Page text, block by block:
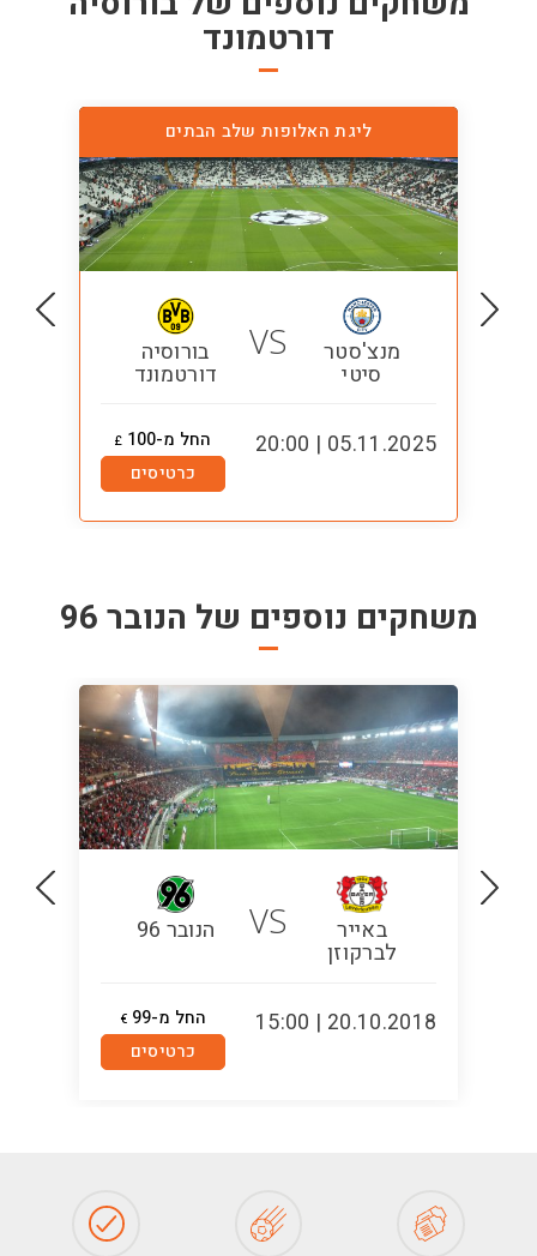
דורטמונד
ליגת האלופות שלב הבתים
מנצ'סטר
סיטי
VS בורוסיה
דורטמונד
05.11.2025 | 20:00 החל מ-100 £
כרטיסים
משחקים נוספים של הנובר 96
באייר
לברקוזן
VS הנובר 96
20.10.2018 | 15:00 החל מ-99 €
כרטיסים